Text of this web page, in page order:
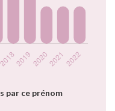
par ce prénom